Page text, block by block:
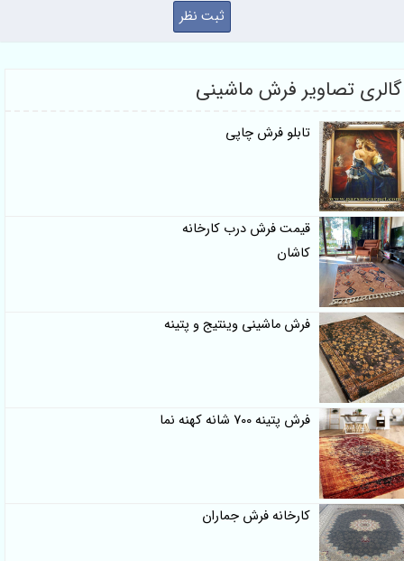
گالری تصاویر فرش ماشینی
تابلو فرش چاپی
قیمت فرش درب کارخانه
کاشان
فرش ماشینی وینتیج و پتینه
فرش پتینه 700 شانه کهنه نما
کارخانه فرش جماران